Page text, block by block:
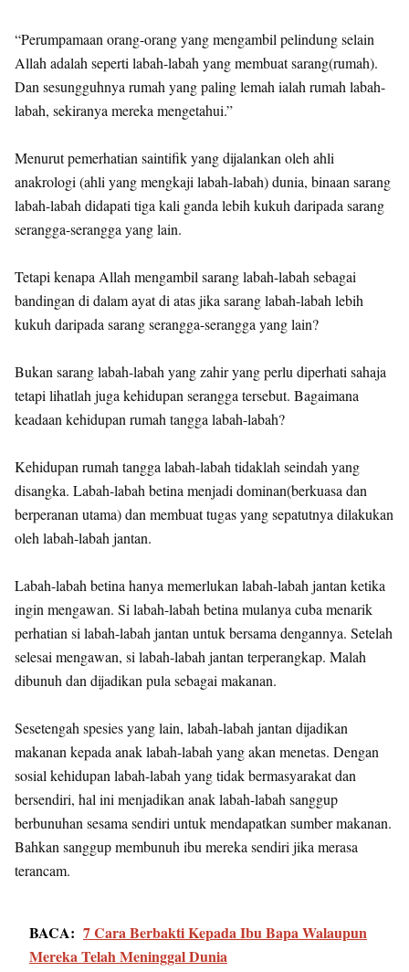
“Perumpamaan orang-orang yang mengambil pelindung selain
Allah adalah seperti labah-labah yang membuat sarang(rumah).
Dan sesungguhnya rumah yang paling lemah ialah rumah labah-
labah, sekiranya mereka mengetahui.”
Menurut pemerhatian saintifik yang dijalankan oleh ahli
anakrologi (ahli yang mengkaji labah-labah) dunia, binaan sarang
labah-labah didapati tiga kali ganda lebih kukuh daripada sarang
serangga-serangga yang lain.
Tetapi kenapa Allah mengambil sarang labah-labah sebagai
bandingan di dalam ayat di atas jika sarang labah-labah lebih
kukuh daripada sarang serangga-serangga yang lain?
Bukan sarang labah-labah yang zahir yang perlu diperhati sahaja
tetapi lihatlah juga kehidupan serangga tersebut. Bagaimana
keadaan kehidupan rumah tangga labah-labah?
Kehidupan rumah tangga labah-labah tidaklah seindah yang
disangka. Labah-labah betina menjadi dominan(berkuasa dan
berperanan utama) dan membuat tugas yang sepatutnya dilakukan
oleh labah-labah jantan.
Labah-labah betina hanya memerlukan labah-labah jantan ketika
ingin mengawan. Si labah-labah betina mulanya cuba menarik
perhatian si labah-labah jantan untuk bersama dengannya. Setelah
selesai mengawan, si labah-labah jantan terperangkap. Malah
dibunuh dan dijadikan pula sebagai makanan.
Sesetengah spesies yang lain, labah-labah jantan dijadikan
makanan kepada anak labah-labah yang akan menetas. Dengan
sosial kehidupan labah-labah yang tidak bermasyarakat dan
bersendiri, hal ini menjadikan anak labah-labah sanggup
berbunuhan sesama sendiri untuk mendapatkan sumber makanan.
Bahkan sanggup membunuh ibu mereka sendiri jika merasa
terancam.
BACA: 7 Cara Berbakti Kepada Ibu Bapa Walaupun
Mereka Telah Meninggal Dunia